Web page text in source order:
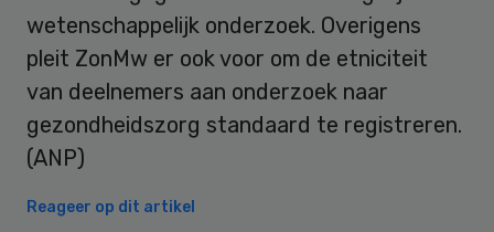
wetenschappelijk onderzoek. Overigens
pleit ZonMw er ook voor om de etniciteit
van deelnemers aan onderzoek naar
gezondheidszorg standaard te registreren.
(ANP)
Reageer op dit artikel